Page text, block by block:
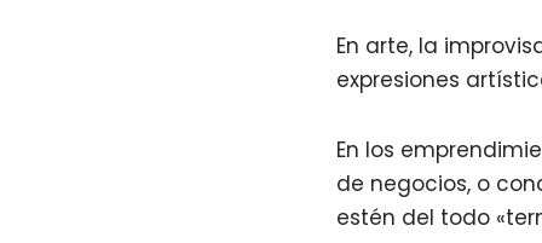
En arte, la
expresiones
En los
de negocios, o
estén del todo